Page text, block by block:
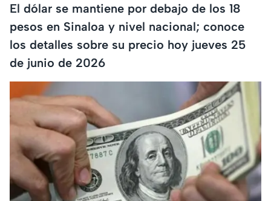
El dólar se mantiene por debajo de los 18
pesos en Sinaloa y nivel nacional; conoce
los detalles sobre su precio hoy jueves 25
de junio de 2026